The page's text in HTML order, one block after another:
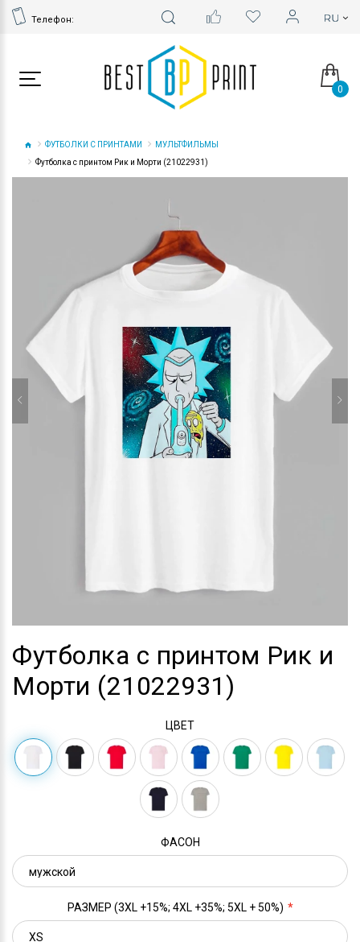
Телефон:
0
ФУТБОЛКИ С ПРИНТАМИ
МУЛЬТФИЛЬМЫ
Футболка с принтом Рик и Морти (21022931)
Футболка с принтом Рик и
Морти (21022931)
ЦВЕТ
ФАСОН
РАЗМЕР (3XL +15%; 4XL +35%; 5XL + 50%)